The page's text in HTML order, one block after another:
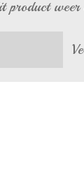
product